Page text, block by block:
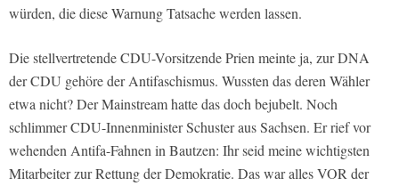
würden, die diese Warnung Tatsache werden lassen.
Die stellvertretende CDU-Vorsitzende Prien meinte ja, zur DNA
der CDU gehöre der Antifaschismus. Wussten das deren Wähler
etwa nicht? Der Mainstream hatte das doch bejubelt. Noch
schlimmer CDU-Innenminister Schuster aus Sachsen. Er rief vor
wehenden Antifa-Fahnen in Bautzen: Ihr seid meine wichtigsten
Mitarbeiter zur Rettung der Demokratie. Das war alles VOR der